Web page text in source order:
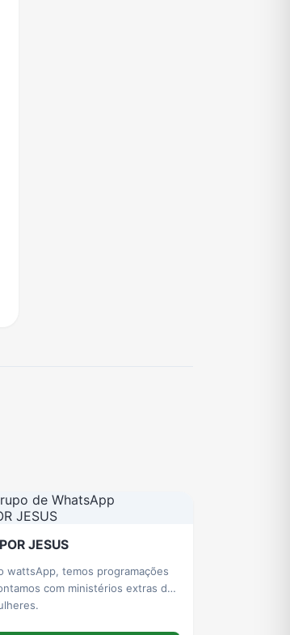
JESUS
wattsApp, temos programações
com ministérios extras de